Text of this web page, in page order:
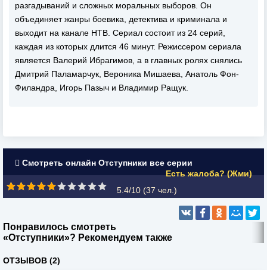
разгадываний и сложных моральных выборов. Он
объединяет жанры боевика, детектива и криминала и
выходит на канале НТВ. Сериал состоит из 24 серий,
каждая из которых длится 46 минут. Режиссером сериала
является Валерий Ибрагимов, а в главных ролях снялись
Дмитрий Паламарчук, Вероника Мишаева, Анатоль Фон-
Филандра, Игорь Пазыч и Владимир Ращук.
Смотреть онлайн Отступники все серии
Есть жалоба? (Жми)
5.4/10 (37 чел.)
Понравилось смотреть
«Отступники»? Рекомендуем также
ОТЗЫВОВ (2)